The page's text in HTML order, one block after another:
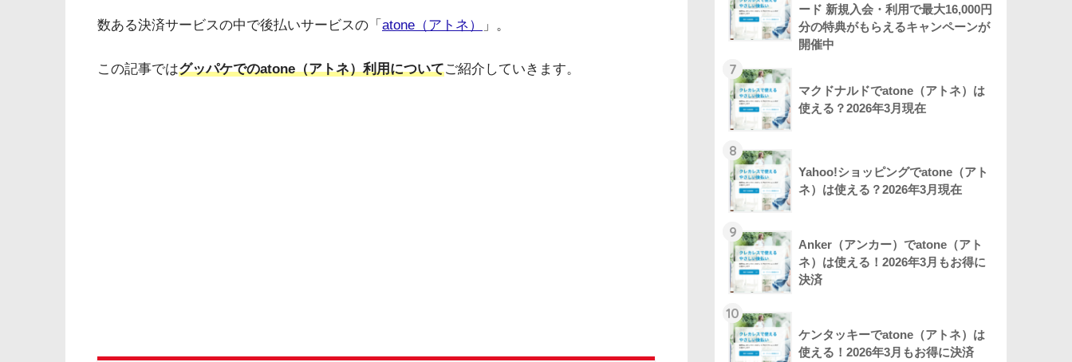
数ある決済サービスの中で後払いサービスの「 atone（アトネ） 」。
この記事ではグッパケでのatone（アトネ）利用についてご紹介していきます。
ード 新規入会・利用で最大16,000円
分の特典がもらえるキャンペーンが
開催中
7
マクドナルドでatone（アトネ）は
使える？2026年3月現在
8
Yahoo!ショッピングでatone（アト
ネ）は使える？2026年3月現在
9
Anker（アンカー）でatone（アト
ネ）は使える！2026年3月もお得に
決済
10
ケンタッキーでatone（アトネ）は
使える！2026年3月もお得に決済